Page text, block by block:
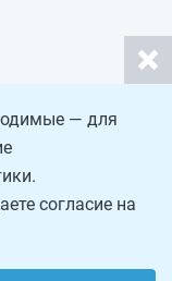
— для
согласие на